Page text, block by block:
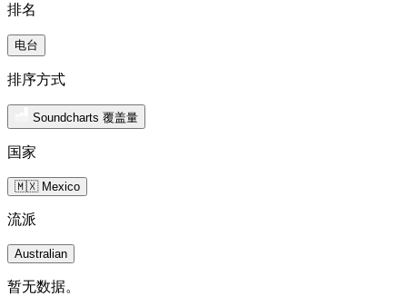
排名
电台
排序方式
Soundcharts 覆盖量
国家
🇲🇽 Mexico
流派
Australian
暂无数据。